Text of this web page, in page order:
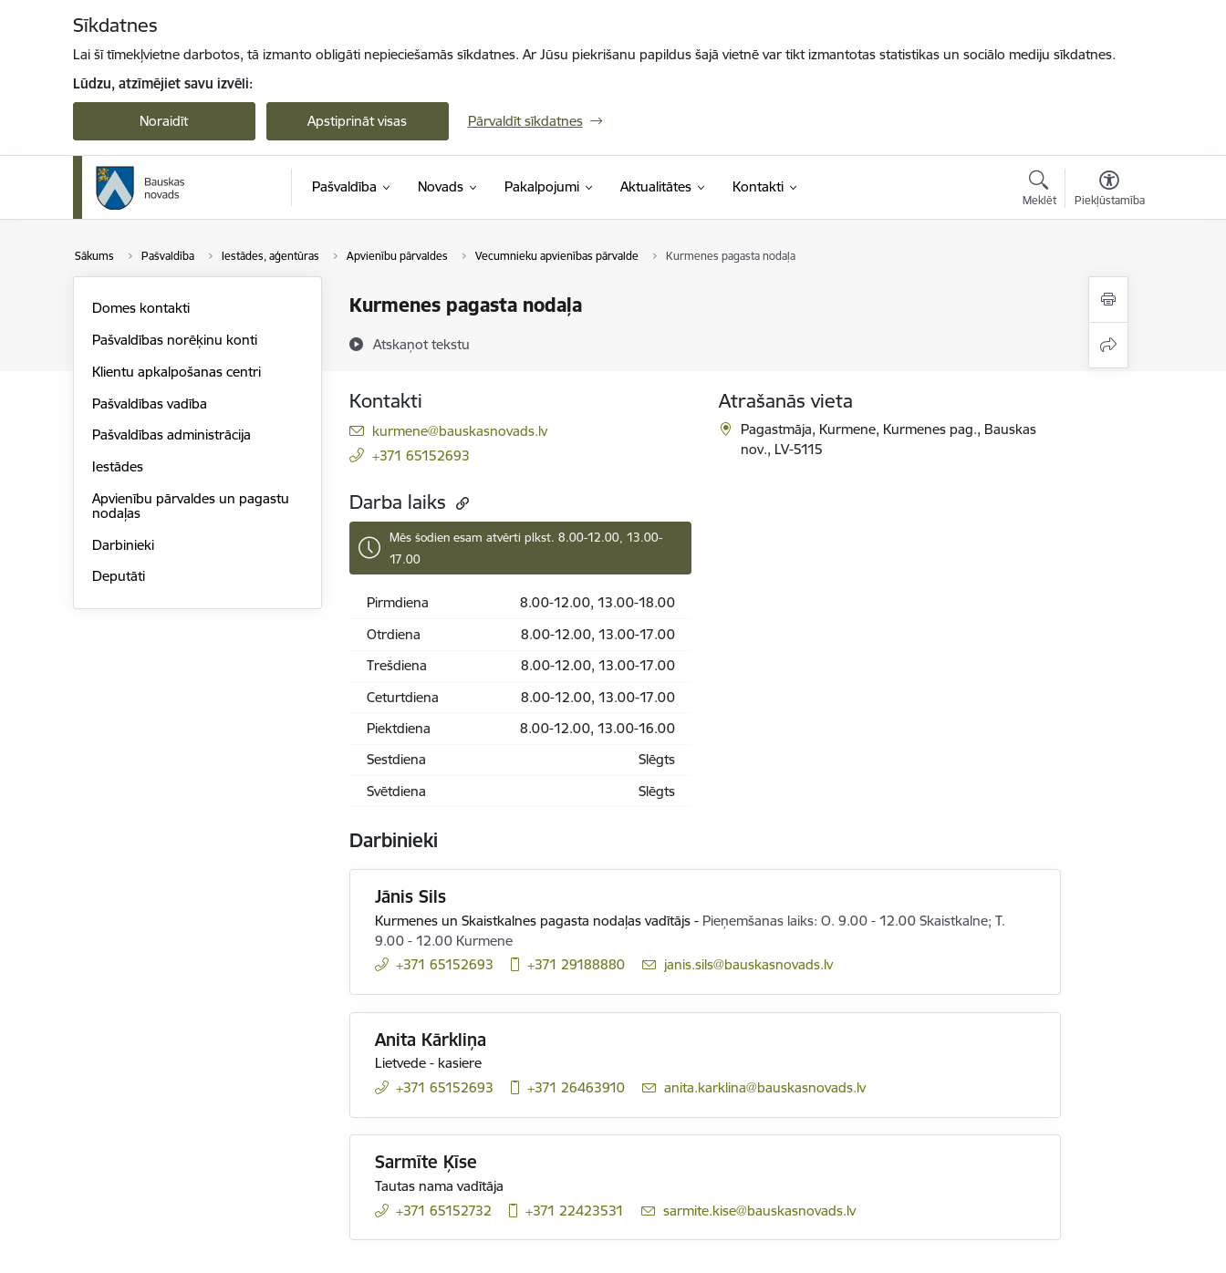
Sīkdatnes
Lai šī tīmekļvietne darbotos, tā izmanto obligāti nepieciešamās sīkdatnes. Ar Jūsu piekrišanu papildus šajā vietnē var tikt izmantotas statistikas un sociālo mediju sīkdatnes.
Lūdzu, atzīmējiet savu izvēli:
Noraidīt Apstiprināt visas Pārvaldīt sīkdatnes
Pašvaldība Novads Pakalpojumi Aktualitātes Kontakti
Meklēt Piekļūstamība
Sākums Pašvaldība Iestādes, aģentūras Apvienību pārvaldes Vecumnieku apvienības pārvalde Kurmenes pagasta nodaļa
Kurmenes pagasta nodaļa
Atskaņot tekstu
Domes kontakti
Pašvaldības norēķinu konti
Klientu apkalpošanas centri
Pašvaldības vadība
Pašvaldības administrācija
Iestādes
Apvienību pārvaldes un pagastu
nodaļas
Darbinieki
Deputāti
Kontakti
E-pasts:
kurmene@bauskasnovads.lv
+371 65152693
Atrašanās vieta
Pagastmāja, Kurmene, Kurmenes pag., Bauskas
nov., LV-5115
Darba laiks
Mēs šodien esam atvērti plkst. 8.00-12.00, 13.00-
17.00
Pirmdiena
8.00-12.00, 13.00-18.00
Otrdiena
8.00-12.00, 13.00-17.00
Trešdiena
8.00-12.00, 13.00-17.00
Ceturtdiena
8.00-12.00, 13.00-17.00
Piektdiena
8.00-12.00, 13.00-16.00
Sestdiena
Slēgts
Svētdiena
Slēgts
Darbinieki
Jānis Sils
Kurmenes un Skaistkalnes pagasta nodaļas vadītājs - Pieņemšanas laiks: O. 9.00 - 12.00 Skaistkalne; T.
9.00 - 12.00 Kurmene
+371 65152693
+371 29188880 E-pasts:
janis.sils@bauskasnovads.lv
Anita Kārkliņa
Lietvede - kasiere
+371 65152693
+371 26463910 E-pasts:
anita.karklina@bauskasnovads.lv
Sarmīte Ķīse
Tautas nama vadītāja
+371 65152732
+371 22423531 E-pasts:
sarmite.kise@bauskasnovads.lv